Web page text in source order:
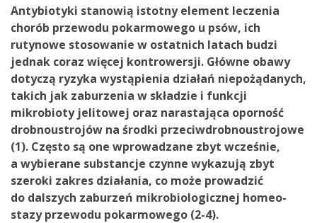
Antybiotyki stanowią istotny element leczenia
chorób przewodu pokarmowego u psów, ich
rutynowe stosowanie w ostatnich latach budzi
jednak coraz więcej kontrowersji. Główne obawy
dotyczą ryzyka wystąpienia działań niepożądanych,
takich jak zaburzenia w składzie i funkcji
mikrobioty jelitowej oraz narastająca oporność
drobnoustrojów na środki przeciwdrobnoustrojowe
(1). Często są one wprowadzane zbyt wcześnie,
a wybierane substancje czynne wykazują zbyt
szeroki zakres działania, co może prowadzić
do dalszych zaburzeń mikrobiologicznej homeo­
stazy przewodu pokarmowego (2-4).